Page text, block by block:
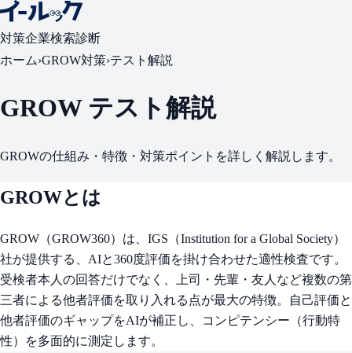
対策企業検索診断
ホーム›GROW対策›テスト解説
GROW テスト解説
GROWの仕組み・特徴・対策ポイントを詳しく解説します。
GROWとは
GROW（GROW360）は、IGS（Institution for a Global Society）
社が提供する、AIと360度評価を掛け合わせた適性検査です。
受検者本人の回答だけでなく、上司・先輩・友人など複数の第
三者による他者評価を取り入れる点が最大の特徴。自己評価と
他者評価のギャップをAIが補正し、コンピテンシー（行動特
性）を多面的に測定します。